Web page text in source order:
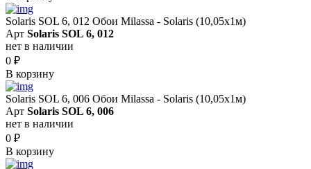
Solaris SOL 6, 012 Обои Milassa - Solaris (10,05х1м)
Арт Solaris SOL 6, 012
нет в наличии
0 ₽
В корзину
Solaris SOL 6, 006 Обои Milassa - Solaris (10,05х1м)
Арт Solaris SOL 6, 006
нет в наличии
0 ₽
В корзину